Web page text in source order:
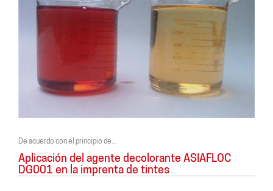
De acuerdo con el principio de...
Aplicación del agente decolorante ASIAFLOC
DG001 en la imprenta de tintes